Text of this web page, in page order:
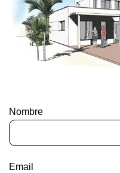
Nombre
Email